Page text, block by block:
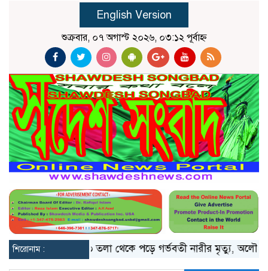
English Version
শুক্রবার, ০৭ অগাস্ট ২০২৬, ০৩:১২ পূর্বাহ্ন
শিরোনাম : ১০ তলা থেকে পড়ে গর্ভবতী নারীর মৃত্যু,